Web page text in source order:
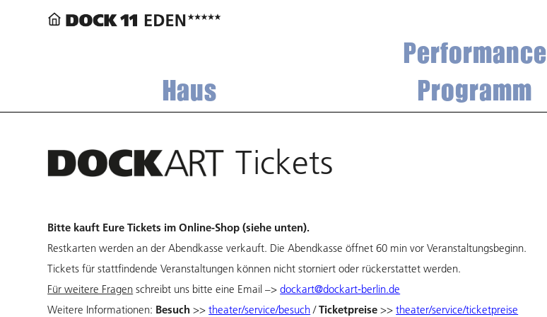
Performance
Haus
Programm
Tickets
Bitte kauft Eure Tickets im Online-Shop (siehe unten).
Restkarten werden an der Abendkasse verkauft. Die Abendkasse öffnet 60 min vor Veranstaltungsbeginn.
Tickets für stattfindende Veranstaltungen können nicht storniert oder rückerstattet werden.
Für weitere Fragen schreibt uns bitte eine Email –>dockart@dockart-berlin.de
Weitere Informationen: Besuch >>theater/service/besuch/Ticketpreise >>theater/service/ticketpreise